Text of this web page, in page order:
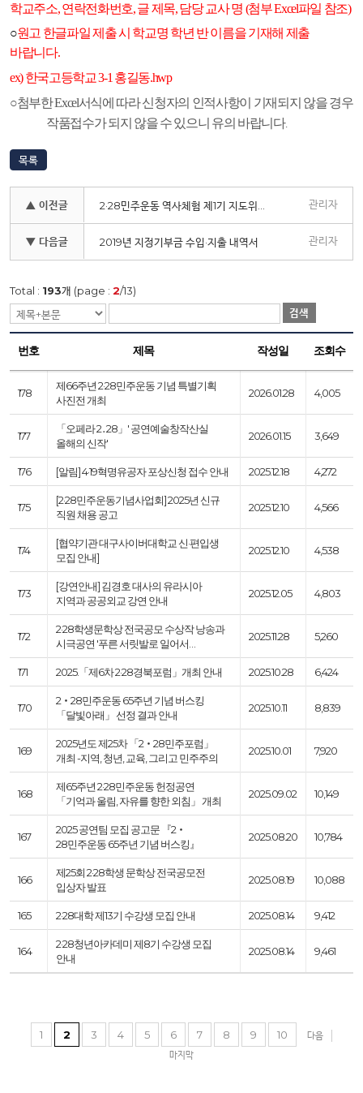
학교주소,연락전화번호,글 제목,담당 교사 명 (첨부Excel파일 참조)
○원고 한글파일 제출 시 학교명 학년 반 이름을 기재해 제출
바랍니다.
ex)한국고등학교3-1 홍길동.hwp
○첨부한Excel서식에 따라 신청자의 인적사항이 기재되지 않을 경우
작품접수가 되지 않을 수 있으니 유의 바랍니다.
목록
▲ 이전글 관리자
▼ 다음글 2019년 지정기부금 수입·지출 내역서 관리자
Total : 193개 (page : 2/13)
검색
번호 제목 작성일 조회수
178
제66주년 2·28민주운동 기념 특별기획
사진전 개최
2026.01.28 4,005
177
「오페라 2․28」' 공연예술창작산실
올해의 신작'
2026.01.15 3,649
176 [알림] 4·19혁명유공자 포상신청 접수 안내 2025.12.18 4,272
175
[2·28민주운동기념사업회] 2025년 신규
직원 채용 공고
2025.12.10 4,566
174
[협약기관 대구사이버대학교 신·편입생
모집 안내]
2025.12.10 4,538
173
[강연안내] 김경호 대사의 유라시아
지역과 공공외교 강연 안내
2025.12.05 4,803
172
2·28학생문학상 전국공모 수상작 낭송과
시극공연 '푸른 서릿발로 일어서…
2025.11.28 5,260
171 2025.「제6차 2·28경북포럼」개최 안내 2025.10.28 6,424
170
2‧28민주운동 65주년 기념 버스킹
「달빛아래」 선정 결과 안내
2025.10.11 8,839
169
2025년도 제25차 「2‧28민주포럼」
개최 -지역, 청년, 교육, 그리고 민주주의
2025.10.01 7,920
168
제65주년 2·28민주운동 헌정공연
「기억과 울림, 자유를 향한 외침」 개최
2025.09.02 10,149
167
2025 공연팀 모집 공고문 『2‧
28민주운동 65주년 기념 버스킹』
2025.08.20 10,784
166
제25회 2·28학생 문학상 전국공모전
입상자 발표
2025.08.19 10,088
165 2·28대학 제13기 수강생 모집 안내 2025.08.14 9,412
164
2·28청년아카데미 제8기 수강생 모집
안내
2025.08.14 9,461
1 2 3 4 5 6 7 8 9 10
다음
마지막